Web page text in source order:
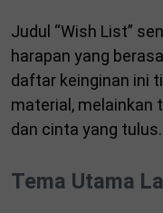
Judul “Wish List”
harapan yang
daftar keinginan ini
material, melainkan
dan cinta yang tulus.
Tema Utama